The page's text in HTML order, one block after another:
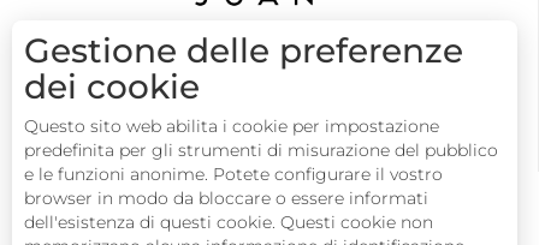
Gestione delle preferenze
dei cookie
Questo sito web abilita i cookie per impostazione
predefinita per gli strumenti di misurazione del pubblico
e le funzioni anonime. Potete configurare il vostro
browser in modo da bloccare o essere informati
dell'esistenza di questi cookie. Questi cookie non